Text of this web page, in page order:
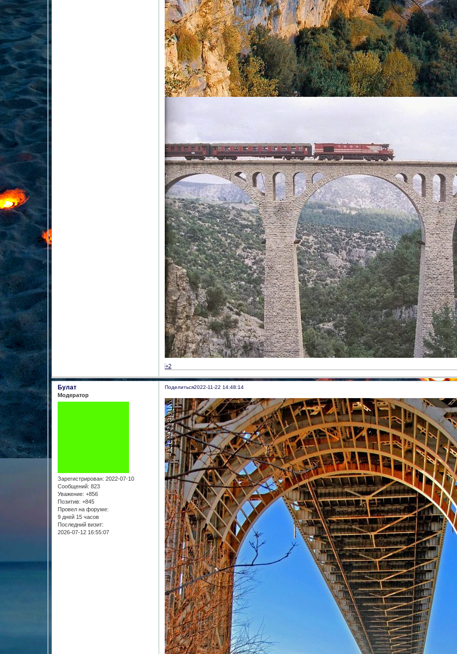
+2
Поделиться2022-11-22 14:48:14
Булат
Модератор
Зарегистрирован: 2022-07-10
Сообщений: 823
Уважение: +856
Позитив: +845
Провел на форуме:
9 дней 15 часов
Последний визит:
2026-07-12 16:55:07